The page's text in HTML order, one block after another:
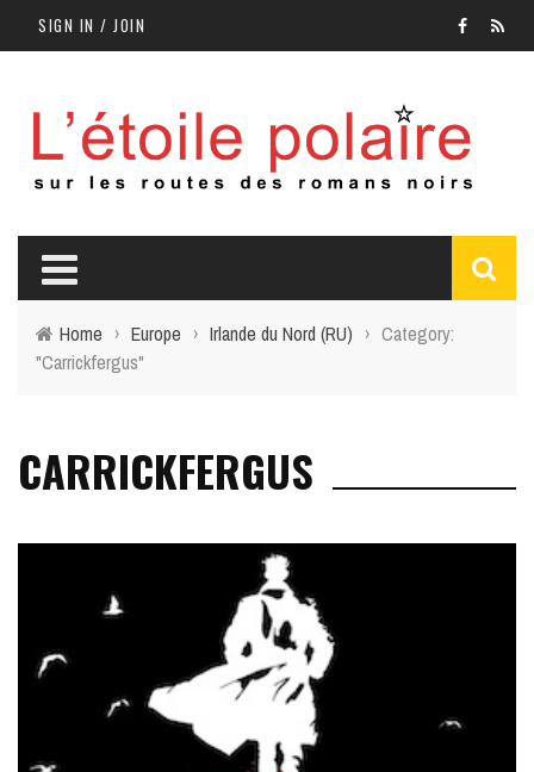
SIGN IN / JOIN
Home › Europe › Irlande du Nord (RU) › Category:
"Carrickfergus"
CARRICKFERGUS